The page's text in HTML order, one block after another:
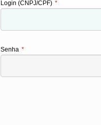
Login (CNPJ/CPF) *
Senha *